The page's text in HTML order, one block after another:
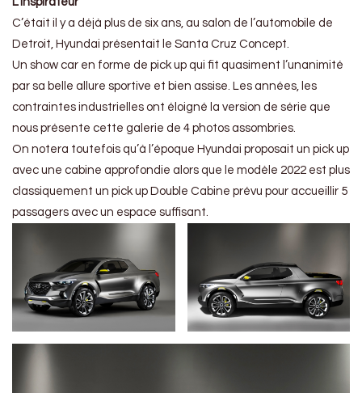
C’était il y a déjà plus de six ans, au salon de l’automobile de
Detroit, Hyundai présentait le Santa Cruz Concept.
Un show car en forme de pick up qui fit quasiment l’unanimité
par sa belle allure sportive et bien assise. Les années, les
contraintes industrielles ont éloigné la version de série que
nous présente cette galerie de 4 photos assombries.
On notera toutefois qu’à l’époque Hyundai proposait un pick up
avec une cabine approfondie alors que le modèle 2022 est plus
classiquement un pick up Double Cabine prévu pour accueillir 5
passagers avec un espace suffisant.